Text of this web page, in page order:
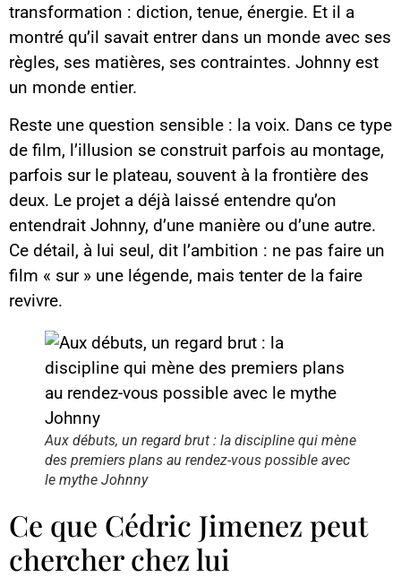
transformation : diction, tenue, énergie. Et il a
montré qu’il savait entrer dans un monde avec ses
règles, ses matières, ses contraintes. Johnny est
un monde entier.
Reste une question sensible : la voix. Dans ce type
de film, l’illusion se construit parfois au montage,
parfois sur le plateau, souvent à la frontière des
deux. Le projet a déjà laissé entendre qu’on
entendrait Johnny, d’une manière ou d’une autre.
Ce détail, à lui seul, dit l’ambition : ne pas faire un
film « sur » une légende, mais tenter de la faire
revivre.
Aux débuts, un regard brut : la discipline qui mène
des premiers plans au rendez-vous possible avec
le mythe Johnny
Ce que Cédric Jimenez peut
chercher chez lui